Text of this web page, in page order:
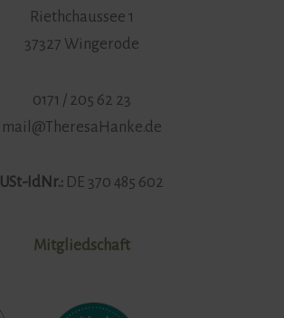
Riethchaussee 1
37327 Wingerode
0171 / 205 62 23
mail@TheresaHanke.de
USt-IdNr.: DE 370 485 602
Mitgliedschaft